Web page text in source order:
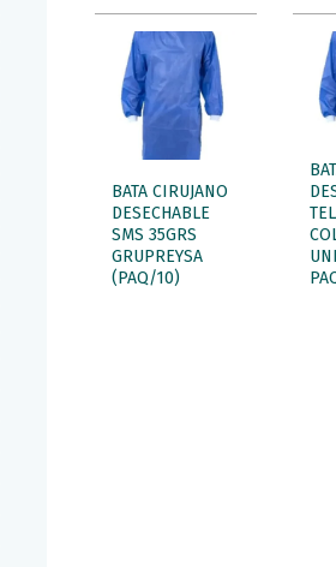
BATA CIRUJANO
DESECHABLE
SMS 35GRS
GRUPREYSA
(PAQ/10)